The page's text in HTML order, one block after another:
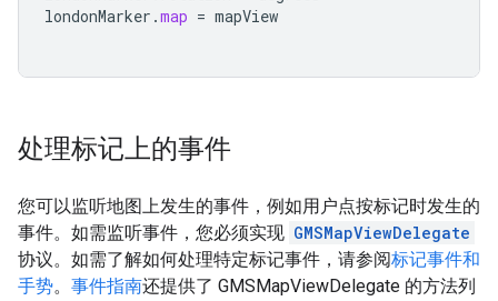
londonMarker .map = mapView
处理标记上的事件
您可以监听地图上发生的事件，例如用户点按标记时发生的
事件。如需监听事件，您必须实现 GMSMapViewDelegate
协议。如需了解如何处理特定标记事件，请参阅标记事件和
手势。 事件指南还提供了 GMSMapViewDelegate 的方法列